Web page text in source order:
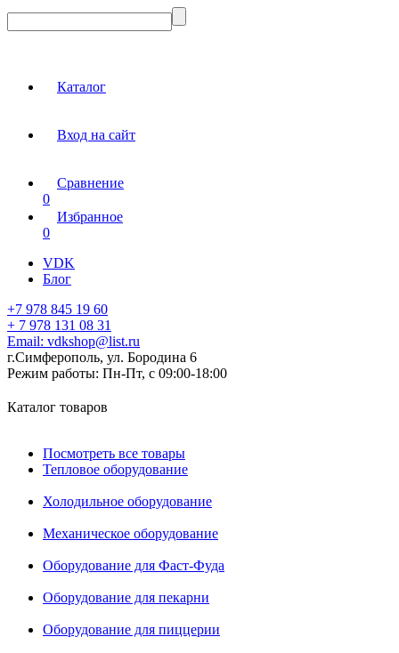
Каталог
Вход на сайт
Сравнение
0
Избранное
0
VDK
Блог
+7 978 845 19 60
+ 7 978 131 08 31
Email: vdkshop@list.ru
г.Симферополь, ул. Бородина 6
Режим работы: Пн-Пт, с 09:00-18:00
Каталог товаров
Посмотреть все товары
Тепловое оборудование
Холодильное оборудование
Механическое оборудование
Оборудование для Фаст-Фуда
Оборудование для пекарни
Оборудование для пиццерии